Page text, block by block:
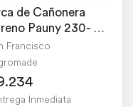
de Cañonera
Pauny 230-
280 a
Francisco
Inmediata